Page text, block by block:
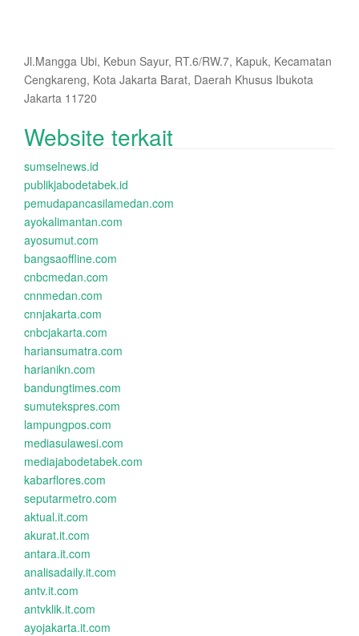
Jl.Mangga Ubi, Kebun Sayur, RT.6/RW.7, Kapuk, Kecamatan
Cengkareng, Kota Jakarta Barat, Daerah Khusus Ibukota
Jakarta 11720
Website terkait
sumselnews.id
publikjabodetabek.id
pemudapancasilamedan.com
ayokalimantan.com
ayosumut.com
bangsaoffline.com
cnbcmedan.com
cnnmedan.com
cnnjakarta.com
cnbcjakarta.com
hariansumatra.com
harianikn.com
bandungtimes.com
sumutekspres.com
lampungpos.com
mediasulawesi.com
mediajabodetabek.com
kabarflores.com
seputarmetro.com
aktual.it.com
akurat.it.com
antara.it.com
analisadaily.it.com
antv.it.com
antvklik.it.com
ayojakarta.it.com